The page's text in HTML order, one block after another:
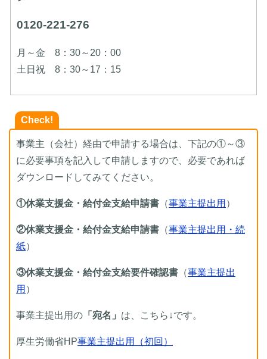
0120-221-276
月～金 8：30～20：00
土日祝 8：30～17：15
Check!
事業主（会社）経由で申請する場合は、下記の①～③
に必要事項を記入して申請しますので、必要であれば
ダウンロードしてみてください。
①休業支援金・給付金支給申請書 （事業主提出用 ）
②休業支援金・給付金支給申請書 （事業主提出用・続
紙）
③休業支援金・給付金支給要件確認書 （事業主提出
用 ）
事業主提出用の 「宛名」 は、こちら↓です。
厚生労働省HP事業主提出用（初回）